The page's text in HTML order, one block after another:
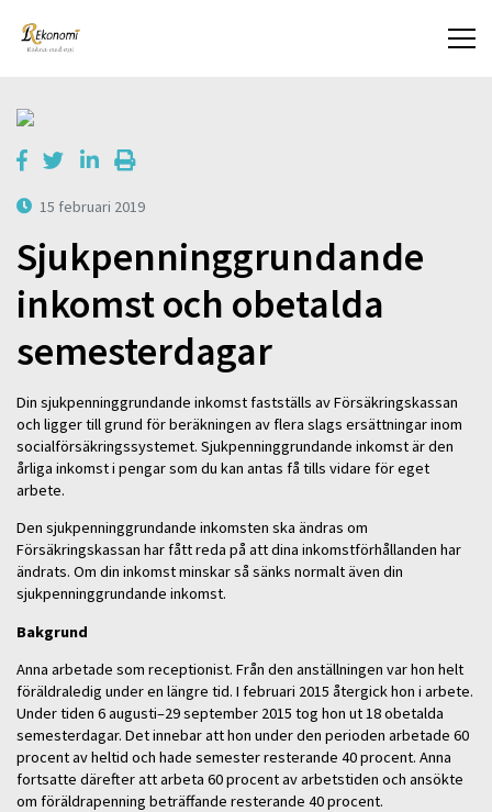
15 februari 2019
Sjukpenninggrundande
inkomst och obetalda
semesterdagar
Din sjukpenninggrundande inkomst fastställs av Försäkringskassan
och ligger till grund för beräkningen av flera slags ersättningar inom
socialförsäkringssystemet. Sjukpenninggrundande inkomst är den
årliga inkomst i pengar som du kan antas få tills vidare för eget
arbete.
Den sjukpenninggrundande inkomsten ska ändras om
Försäkringskassan har fått reda på att dina inkomstförhållanden har
ändrats. Om din inkomst minskar så sänks normalt även din
sjukpenninggrundande inkomst.
Bakgrund
Anna arbetade som receptionist. Från den anställningen var hon helt
föräldraledig under en längre tid. I februari 2015 återgick hon i arbete.
Under tiden 6 augusti–29 september 2015 tog hon ut 18 obetalda
semesterdagar. Det innebar att hon under den perioden arbetade 60
procent av heltid och hade semester resterande 40 procent. Anna
fortsatte därefter att arbeta 60 procent av arbetstiden och ansökte
om föräldrapenning beträffande resterande 40 procent.